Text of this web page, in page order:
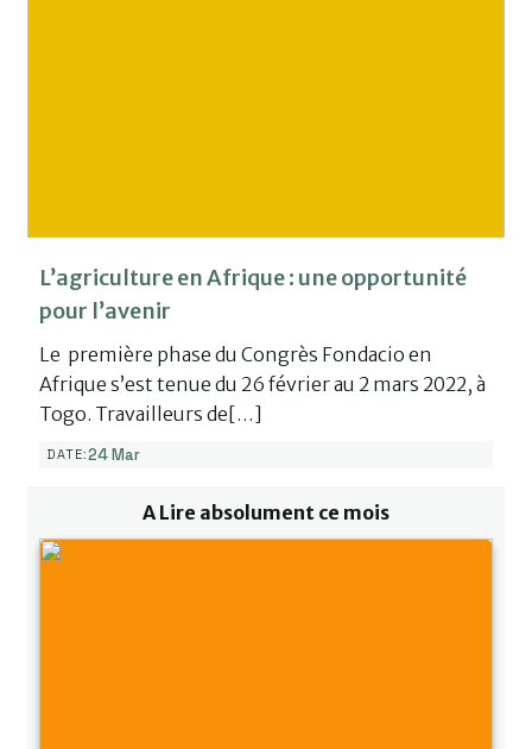
L’agriculture en Afrique : une opportunité
pour l’avenir
Le première phase du Congrès Fondacio en
Afrique s’est tenue du 26 février au 2 mars 2022, à
Togo. Travailleurs de[…]
DATE:24 Mar
A Lire absolument ce mois